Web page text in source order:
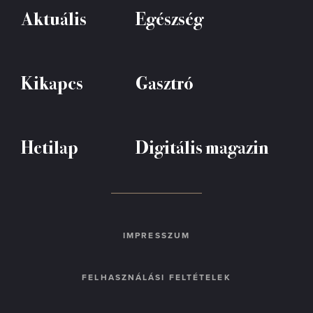
Aktuális Egészség
Kikapcs Gasztró
Hetilap Digitális magazin
IMPRESSZUM
FELHASZNÁLÁSI FELTÉTELEK